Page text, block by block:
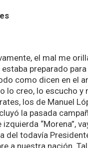
el mal me
preparado para
como dicen en el
lo creo, lo escucho y
los de Manuel
la pasada
“Morena”,
del todavía
a nuestra nación.